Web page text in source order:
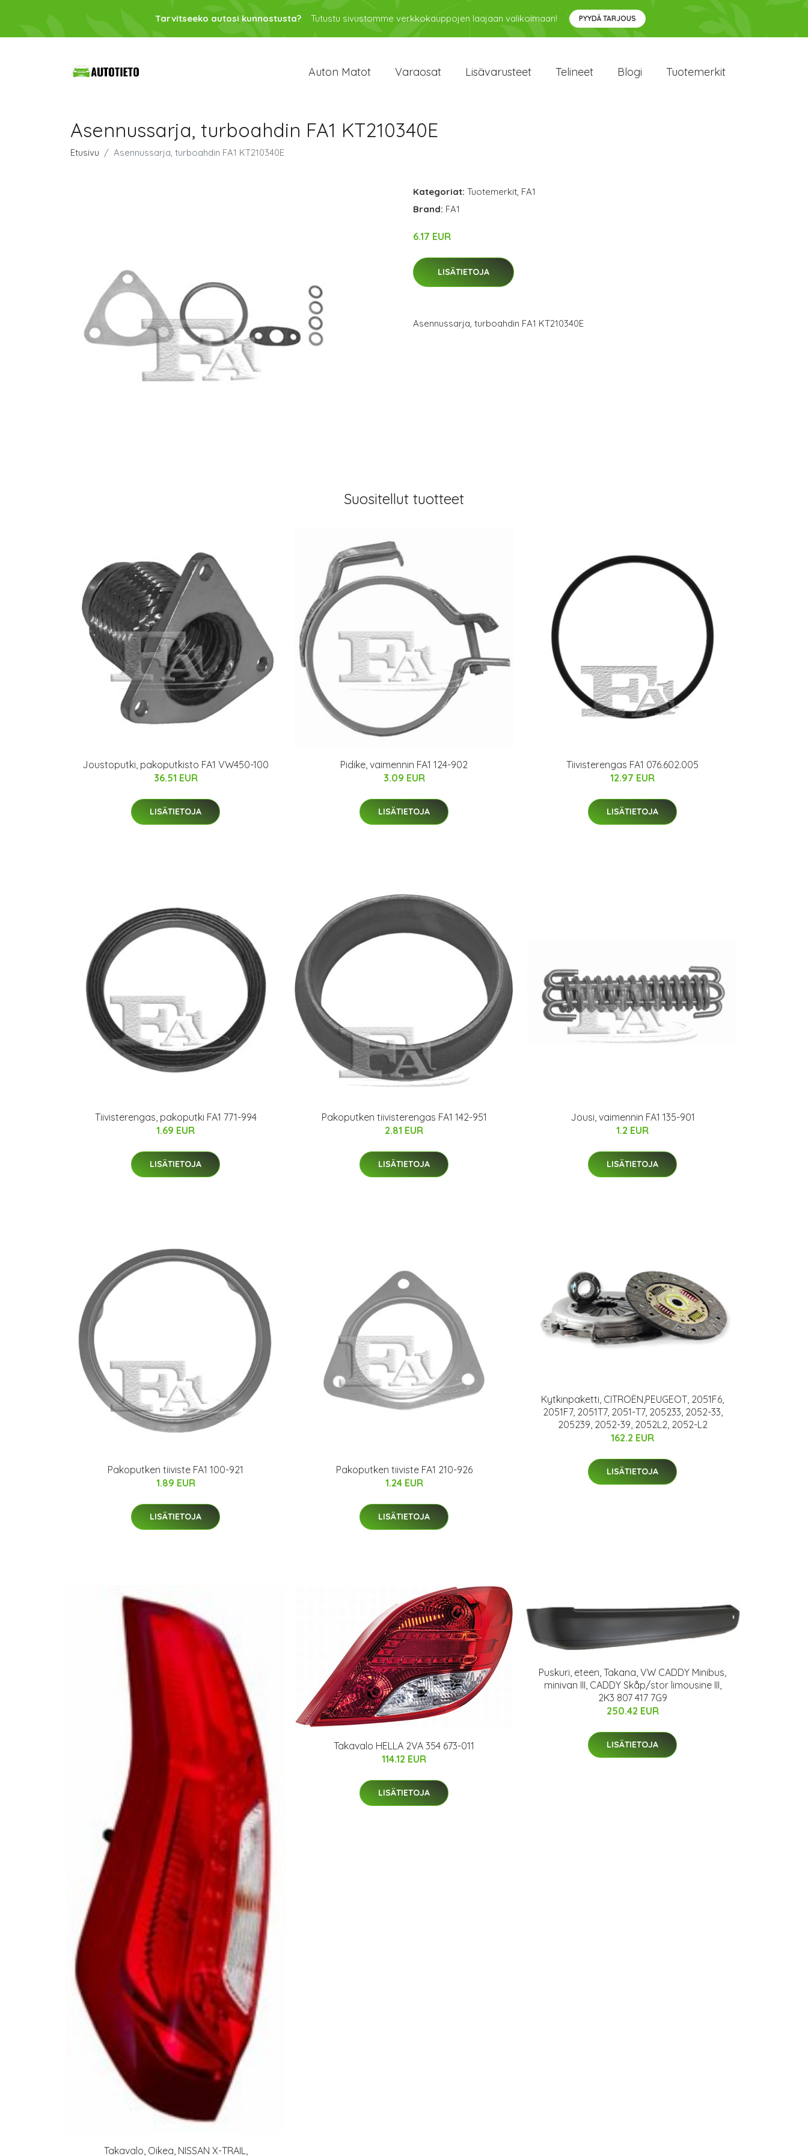
Tarvitseeko autosi kunnostusta? Tutustu sivustomme verkkokauppojen laajaan valikoimaan! PYYDÄ TARJOUS
Auton Matot Varaosat Lisävarusteet Telineet Blogi Tuotemerkit
Asennussarja, turboahdin FA1 KT210340E
Etusivu Asennussarja, turboahdin FA1 KT210340E
Kategoriat: Tuotemerkit, FA1
Brand: FA1
6.17 EUR
LISÄTIETOJA
Asennussarja, turboahdin FA1 KT210340E
Suositellut tuotteet
Joustoputki, pakoputkisto FA1 VW450-100
36.51 EUR
LISÄTIETOJA
Pidike, vaimennin FA1 124-902
3.09 EUR
LISÄTIETOJA
Tiivisterengas FA1 076.602.005
12.97 EUR
LISÄTIETOJA
Tiivisterengas, pakoputki FA1 771-994
1.69 EUR
LISÄTIETOJA
Pakoputken tiivisterengas FA1 142-951
2.81 EUR
LISÄTIETOJA
Jousi, vaimennin FA1 135-901
1.2 EUR
LISÄTIETOJA
Pakoputken tiiviste FA1 100-921
1.89 EUR
LISÄTIETOJA
Pakoputken tiiviste FA1 210-926
1.24 EUR
LISÄTIETOJA
Kytkinpaketti, CITROËN,PEUGEOT, 2051F6,
2051F7, 2051T7, 2051-T7, 205233, 2052-33,
205239, 2052-39, 2052L2, 2052-L2
162.2 EUR
LISÄTIETOJA
Takavalo, Oikea, NISSAN X-TRAIL,
Takavalo HELLA 2VA 354 673-011
114.12 EUR
LISÄTIETOJA
Puskuri, eteen, Takana, VW CADDY Minibus,
minivan III, CADDY Skåp/stor limousine III,
2K3 807 417 7G9
250.42 EUR
LISÄTIETOJA